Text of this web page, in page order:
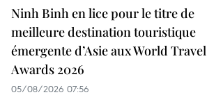
Ninh Binh en lice pour le titre de
meilleure destination touristique
émergente d’Asie aux World Travel
Awards 2026
05/08/2026 07:56